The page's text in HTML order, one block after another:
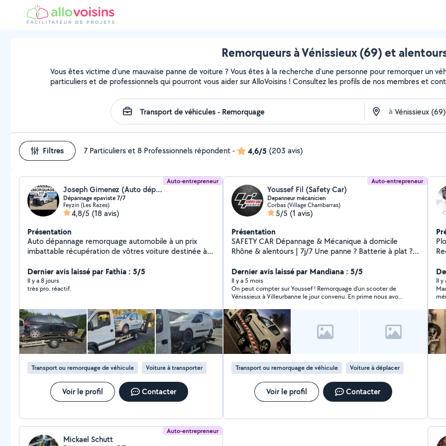
Remorqueurs à Vénissieux (69) et
Vous êtes victime d'une mauvaise panne de voiture ? Vous êtes à la recherche d'une personne pour remorquer un
particuliers et de professionnels qui pourront vous aider sur AlloVoisins ! Consultez les profils de nos membres et
à
Filtres 7 Particuliers et 8 Professionnels répondent- 4,6/5 (203 avis)
Auto-entrepreneur
Joseph Gimenez (Auto dépannage epaviste)
Dépannage epaviste 7/7
Feyzin (Les Razes)
4,8/5 (18 avis)
Présentation
Auto dépannage remorquage automobile à un prix
imbattable récupération de vôtres voiture destinée à la
sans carte grise. Nous intervenons 24h/24, 7j/7, pour
tout type de dépannage ou enlèvement d'épave,
même sans papier. Contactez-nous au pour une
Dernier avis laissé par Fathia : 5/5
Il y a 8 jours
très pro. réactif.
Transport ou remorquage de véhicule Voiture à transporter
Voir le profil Contacter
Auto-entrepreneur
Youssef Fil (Safety Car)
Depanneur mécanicien
Corbas (Village Chambarras)
5/5 (1 avis)
Présentation
SAFETY CAR Dépannage & Mécanique à domicile
Rhône & alentours | 7j/7 Une panne ? Batterie à plat ?
à domicile ou sur place. Dépannage rapide ️ Mécanique
à domicile : vidange, freins, embrayage, distribution,
entretien, grosses mécanique Remorquage & transport
de véhicules roulants ou HS (auto, moto, utilitaire)
Particuliers Pros Entreprises Devis immédiat par
téléphone ou SMS Prix clairs Travail sérieux Intervention
rapide Votre sécurité, notre priorité.
Dernier avis laissé par Mandiana : 5/5
Il y a 5 mois
On peut compter sur Youssef ! Remorquage d'un scooter de
Vénissieux à Villeurbanne le jour convenu. En prime nous avons
Transport ou remorquage de véhicule Voiture à déplacer
Voir le profil Contacter
Plombier
Serrurier 24h/24
ça
Il y
Auto-entrepreneur
Mickael Schutt